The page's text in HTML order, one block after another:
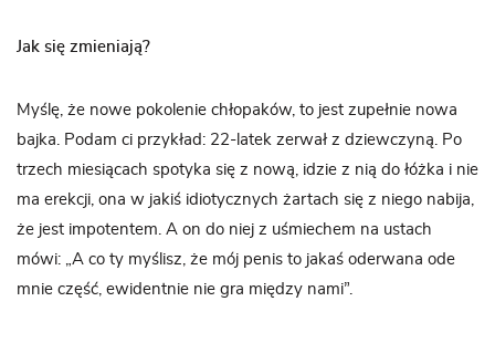
Jak się zmieniają?
Myślę, że nowe pokolenie chłopaków, to jest zupełnie nowa
bajka. Podam ci przykład: 22-latek zerwał z dziewczyną. Po
trzech miesiącach spotyka się z nową, idzie z nią do łóżka i nie
ma erekcji, ona w jakiś idiotycznych żartach się z niego nabija,
że jest impotentem. A on do niej z uśmiechem na ustach
mówi: „A co ty myślisz, że mój penis to jakaś oderwana ode
mnie część, ewidentnie nie gra między nami”.